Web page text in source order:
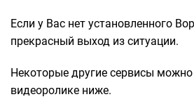
Если у Вас нет установленного
прекрасный выход из ситуации.
Некоторые другие сервисы
видеоролике ниже.